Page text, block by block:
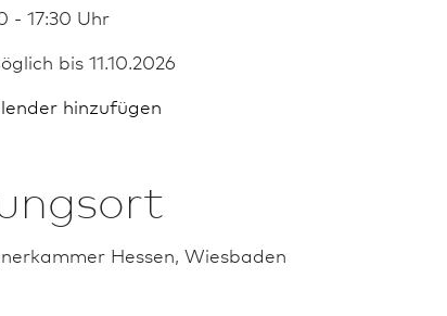
- 17:30 Uhr
bis 11.10.2026
hinzufügen
Hessen, Wies­ba­den